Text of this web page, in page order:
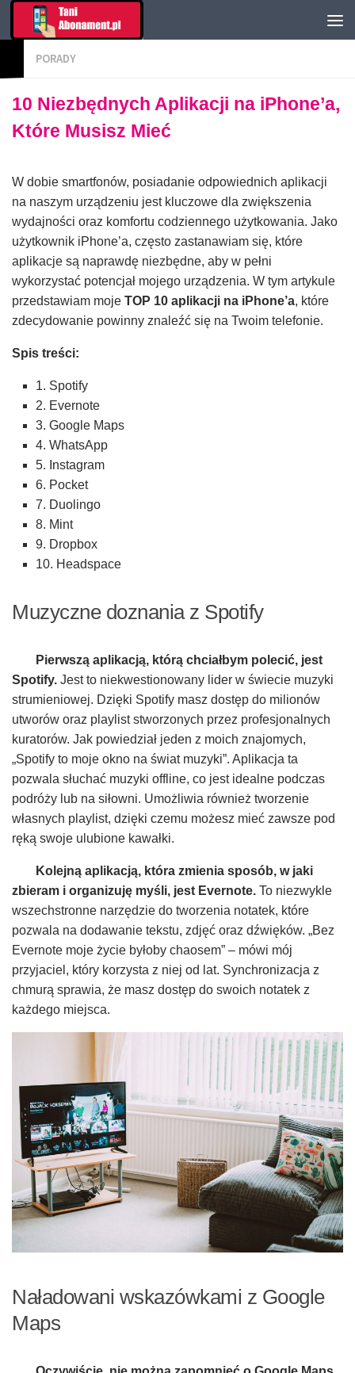
PORADY
10 Niezbędnych Aplikacji na iPhone’a,
Które Musisz Mieć
W dobie smartfonów, posiadanie odpowiednich aplikacji
na naszym urządzeniu jest kluczowe dla zwiększenia
wydajności oraz komfortu codziennego użytkowania. Jako
użytkownik iPhone’a, często zastanawiam się, które
aplikacje są naprawdę niezbędne, aby w pełni
wykorzystać potencjał mojego urządzenia. W tym artykule
przedstawiam moje TOP 10 aplikacji na iPhone’a, które
zdecydowanie powinny znaleźć się na Twoim telefonie.
Spis treści:
1. Spotify
2. Evernote
3. Google Maps
4. WhatsApp
5. Instagram
6. Pocket
7. Duolingo
8. Mint
9. Dropbox
10. Headspace
Muzyczne doznania z Spotify
Pierwszą aplikacją, którą chciałbym polecić, jest
Spotify. Jest to niekwestionowany lider w świecie muzyki
strumieniowej. Dzięki Spotify masz dostęp do milionów
utworów oraz playlist stworzonych przez profesjonalnych
kuratorów. Jak powiedział jeden z moich znajomych,
„Spotify to moje okno na świat muzyki”. Aplikacja ta
pozwala słuchać muzyki offline, co jest idealne podczas
podróży lub na siłowni. Umożliwia również tworzenie
własnych playlist, dzięki czemu możesz mieć zawsze pod
ręką swoje ulubione kawałki.
Kolejną aplikacją, która zmienia sposób, w jaki
zbieram i organizuję myśli, jest Evernote. To niezwykle
wszechstronne narzędzie do tworzenia notatek, które
pozwala na dodawanie tekstu, zdjęć oraz dźwięków. „Bez
Evernote moje życie byłoby chaosem” – mówi mój
przyjaciel, który korzysta z niej od lat. Synchronizacja z
chmurą sprawia, że masz dostęp do swoich notatek z
każdego miejsca.
Naładowani wskazówkami z Google
Maps